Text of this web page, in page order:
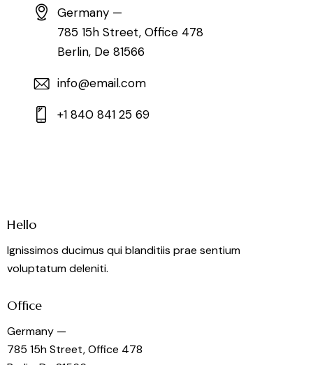
Germany —
785 15h Street, Office 478
Berlin, De 81566
info@email.com
+1 840 841 25 69
Hello
Ignissimos ducimus qui blanditiis prae sentium
voluptatum deleniti.
Office
Germany —
785 15h Street, Office 478